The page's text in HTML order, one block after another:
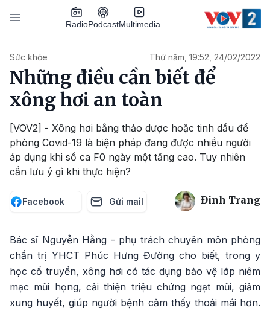
Nhảy đến nội dung
RadioPodcastMultimedia
Sức khỏe Thứ năm, 19:52, 24/02/2022
Những điều cần biết để
xông hơi an toàn
[VOV2] - Xông hơi bằng thảo dược hoặc tinh dầu để
phòng Covid-19 là biện pháp đang được nhiều người
áp dụng khi số ca F0 ngày một tăng cao. Tuy nhiên
cần lưu ý gì khi thực hiện?
Facebook Gửi mail Đinh Trang
Bác sĩ Nguyễn Hằng - phụ trách chuyên môn phòng
chẩn trị YHCT Phúc Hưng Đường cho biết, trong y
học cổ truyền, xông hơi có tác dụng bảo vệ lớp niêm
mạc mũi họng, cải thiện triệu chứng ngạt mũi, giảm
xung huyết, giúp người bệnh cảm thấy thoải mái hơn.